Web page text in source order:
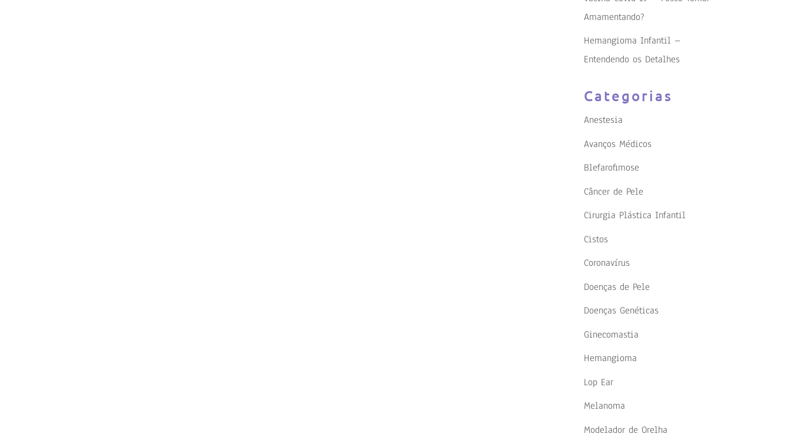
Amamentando?
Hemangioma Infantil –
Entendendo os Detalhes
Categorias
Anestesia
Avanços Médicos
Blefarofimose
Câncer de Pele
Cirurgia Plástica Infantil
Cistos
Coronavírus
Doenças de Pele
Doenças Genéticas
Ginecomastia
Hemangioma
Lop Ear
Melanoma
Modelador de Orelha